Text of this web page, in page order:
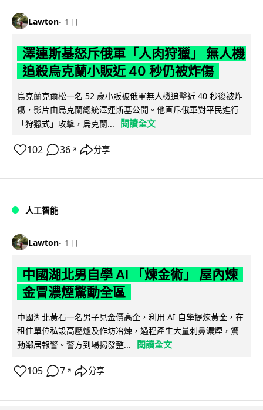
Lawton 1 日
澤連斯基怒斥俄軍「人肉狩獵」 無人機
追殺烏克蘭小販近 40 秒仍被炸傷
烏克蘭克爾松一名 52 歲小販被俄軍無人機追擊近 40 秒後被炸
傷，影片由烏克蘭總統澤連斯基公開。他直斥俄軍對平民進行
「狩獵式」攻擊，烏克蘭...
閱讀全文
102 36 ↗ 分享
人工智能
Lawton 1 日
中國湖北男自學 AI 「煉金術」 屋內煉
金冒濃煙驚動全區
中國湖北黃石一名男子見金價高企，利用 AI 自學提煉黃金，在
租住單位私設高壓爐及作坊冶煉，過程產生大量刺鼻濃煙，驚
動鄰居報警。警方到場揭發整...
閱讀全文
105 7 ↗ 分享